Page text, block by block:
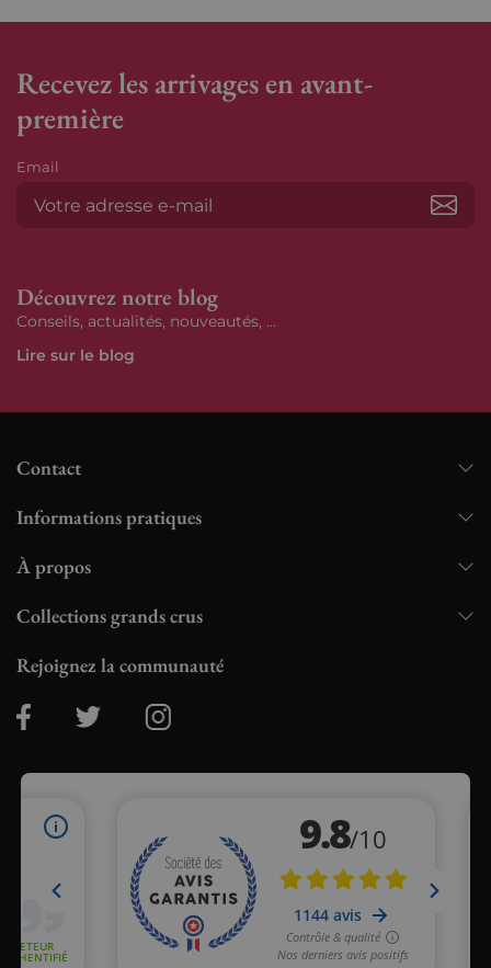
Recevez les arrivages en avant-
première
Email
Découvrez notre blog
Conseils, actualités, nouveautés, ...
Lire sur le blog
Contact
Informations pratiques
À propos
Collections grands crus
Rejoignez la communauté